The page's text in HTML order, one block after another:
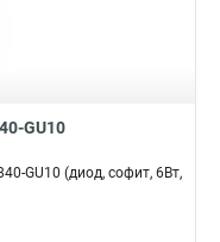
GU10
GU10 (диод, софит, 6Вт,